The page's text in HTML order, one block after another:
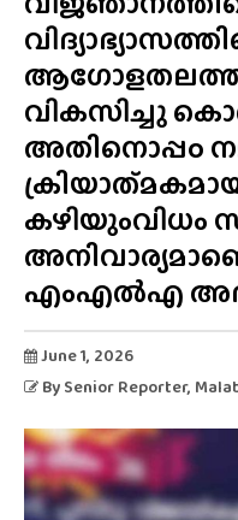
വികസിച്ചു
അതിനൊപ്പo
കഴിയുംവിധം
എംഎൽഎ
June 1, 2026
By Senior Reporter,